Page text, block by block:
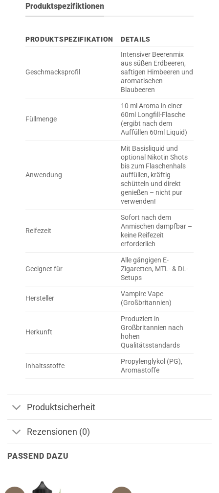
Produktspezifiktionen
PRODUKTSPEZIFIKATION DETAILS
Geschmacksprofil
Intensiver Beerenmix
aus süßen Erdbeeren,
saftigen Himbeeren und
aromatischen
Blaubeeren
Füllmenge
10 ml Aroma in einer
60ml Longfill-Flasche
(ergibt nach dem
Auffüllen 60ml Liquid)
Anwendung
Mit Basisliquid und
optional Nikotin Shots
bis zum Flaschenhals
auffüllen, kräftig
schütteln und direkt
genießen – nicht pur
verwenden!
Reifezeit
Sofort nach dem
Anmischen dampfbar –
keine Reifezeit
erforderlich
Geeignet für
Alle gängigen E-
Zigaretten, MTL- & DL-
Setups
Hersteller
Vampire Vape
(Großbritannien)
Herkunft
Produziert in
Großbritannien nach
hohen
Qualitätsstandards
Inhaltsstoffe
Propylenglykol (PG),
Aromastoffe
Produktsicherheit
Rezensionen (0)
PASSEND DAZU